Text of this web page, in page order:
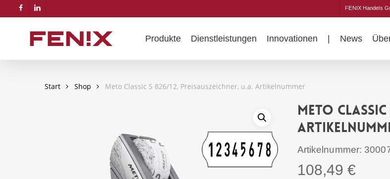
to
facebooklinkedin
FENIX Handels
Produkte Dienstleistungen Innovationen | News
Start Shop Meto Classic S 826/12, Preisauszeichner, u.a. Artikelnummer
Meto Classic
Artikelnummer:
108,49€